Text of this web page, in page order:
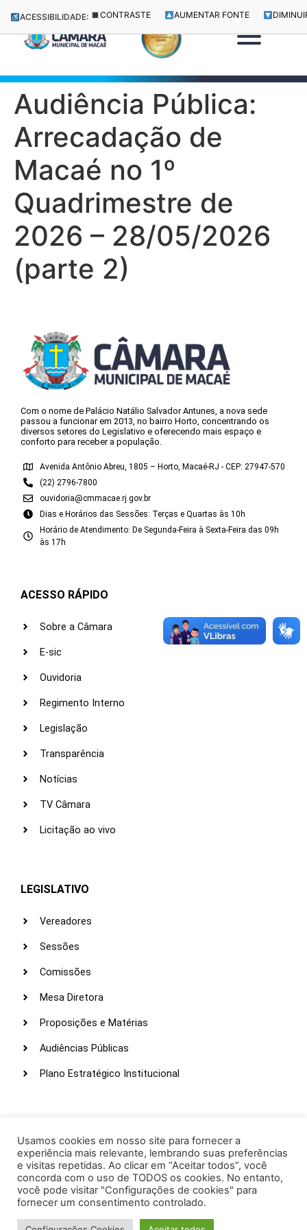
ACESSIBILIDADE: CONTRASTE AUMENTAR FONTE
Audiência Pública:
Arrecadação de
Macaé no 1º
Quadrimestre de
2026 – 28/05/2026
(parte 2)
Com o nome de Palácio Natálio Salvador Antunes, a nova sede
passou a funcionar em 2013, no bairro Horto, concentrando os
diversos setores do Legislativo e oferecendo mais espaço e
conforto para receber a população.
Avenida Antônio Abreu, 1805 – Horto, Macaé-RJ - CEP: 27947-570
(22) 2796-7800
ouvidoria@cmmacae.rj.gov.br
Dias e Horários das Sessões: Terças e Quartas às 10h
Horário de Atendimento: De Segunda-Feira à Sexta-Feira das 09h
às 17h
ACESSO RÁPIDO
Sobre a Câmara
E-sic
Ouvidoria
Regimento Interno
Legislação
Transparência
Notícias
TV Câmara
Licitação ao vivo
LEGISLATIVO
Vereadores
Sessões
Comissões
Mesa Diretora
Proposições e Matérias
Audiências Públicas
Plano Estratégico Institucional
Webmail
Intranet
Administração
Usamos cookies em nosso site para fornecer a
experiência mais relevante, lembrando suas preferências
e visitas repetidas. Ao clicar em “Aceitar todos”, você
concorda com o uso de TODOS os cookies. No entanto,
você pode visitar "Configurações de cookies" para
fornecer um consentimento controlado.